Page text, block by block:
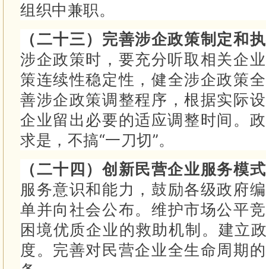
组织中兼职。
（二十三）完善涉企政策制定和
涉企政策时，要充分听取相关企
策连续性稳定性，健全涉企政策
善涉企政策调整程序，根据实际
企业留出必要的适应调整时间。
求是，不搞“一刀切”。
（二十四）创新民营企业服务模
服务意识和能力，鼓励各级政府
单并向社会公布。 维护市场公平
困境优质企业的救助机制。 建立
度。 完善对民营企业全生命周期